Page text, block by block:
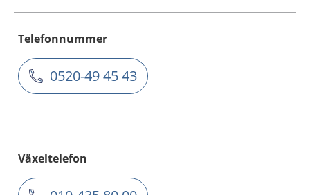
Telefonnummer
0520-49 45 43
Växeltelefon